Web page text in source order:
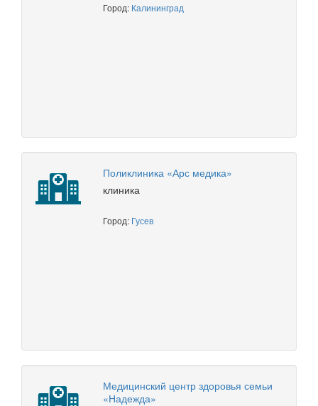
Город: Калининград
Поликлиника «Арс медика»
клиника
Город: Гусев
Медицинский центр здоровья семьи
«Надежда»